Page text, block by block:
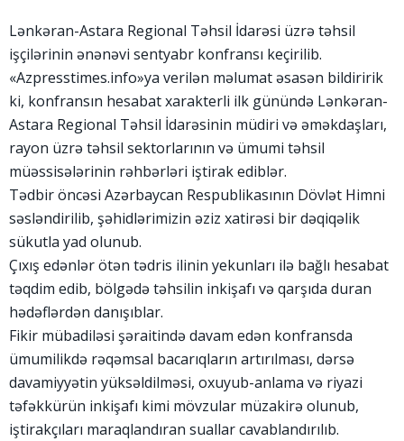
Lənkəran-Astara Regional Təhsil İdarəsi üzrə təhsil
işçilərinin ənənəvi sentyabr konfransı keçirilib.
«Azpresstimes.info»ya verilən məlumat əsasən bildiririk
ki, konfransın hesabat xarakterli ilk günündə Lənkəran-
Astara Regional Təhsil İdarəsinin müdiri və əməkdaşları,
rayon üzrə təhsil sektorlarının və ümumi təhsil
müəssisələrinin rəhbərləri iştirak ediblər.
Tədbir öncəsi Azərbaycan Respublikasının Dövlət Himni
səsləndirilib, şəhidlərimizin əziz xatirəsi bir dəqiqəlik
sükutla yad olunub.
Çıxış edənlər ötən tədris ilinin yekunları ilə bağlı hesabat
təqdim edib, bölgədə təhsilin inkişafı və qarşıda duran
hədəflərdən danışıblar.
Fikir mübadiləsi şəraitində davam edən konfransda
ümumilikdə rəqəmsal bacarıqların artırılması, dərsə
davamiyyətin yüksəldilməsi, oxuyub-anlama və riyazi
təfəkkürün inkişafı kimi mövzular müzakirə olunub,
iştirakçıları maraqlandıran suallar cavablandırılıb.